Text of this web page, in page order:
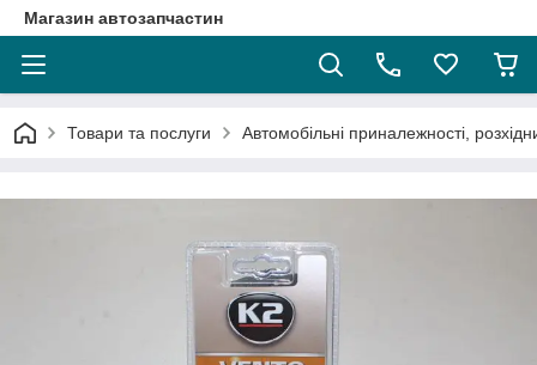
Магазин автозапчастин
Товари та послуги Автомобільні приналежності,